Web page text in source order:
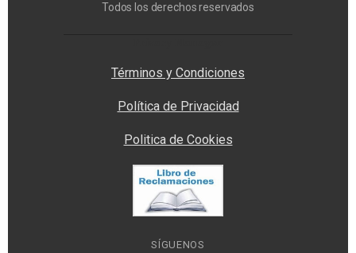
Todos los derechos reservados
Términos y Condiciones
Política de Privacidad
Politica de Cookies
SÍGUENOS